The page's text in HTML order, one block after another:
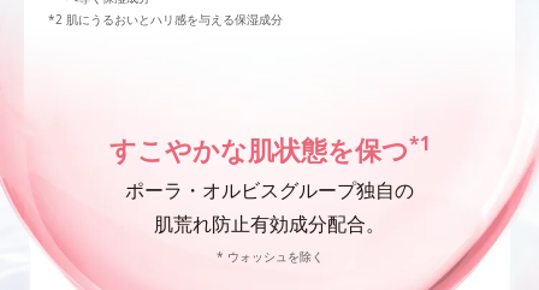
肌にうるおいとハリ感を与える保湿成分
すこやかな肌状態を保つ*1
ポーラ・オルビスグループ独自の
肌荒れ防止有効成分配合。
* ウォッシュを除く